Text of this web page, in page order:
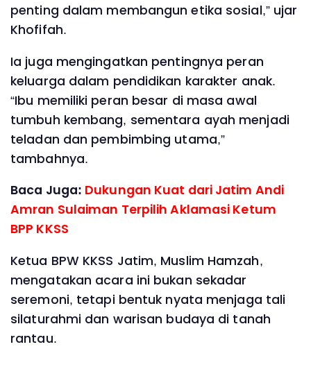
penting dalam membangun etika sosial,” ujar
Khofifah.
Ia juga mengingatkan pentingnya peran
keluarga dalam pendidikan karakter anak.
“Ibu memiliki peran besar di masa awal
tumbuh kembang, sementara ayah menjadi
teladan dan pembimbing utama,”
tambahnya.
Baca Juga: Dukungan Kuat dari Jatim Andi
Amran Sulaiman Terpilih Aklamasi Ketum
BPP KKSS
Ketua BPW KKSS Jatim, Muslim Hamzah,
mengatakan acara ini bukan sekadar
seremoni, tetapi bentuk nyata menjaga tali
silaturahmi dan warisan budaya di tanah
rantau.